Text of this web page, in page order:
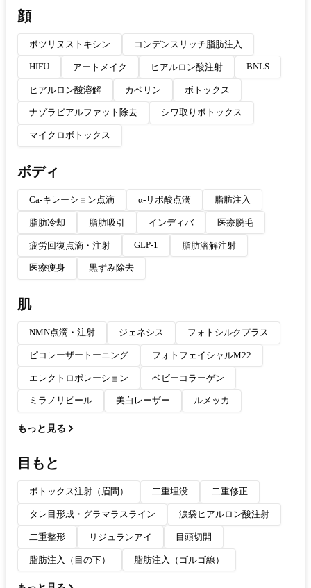
顔
ボツリヌストキシン コンデンスリッチ脂肪注入
HIFU アートメイク ヒアルロン酸注射 BNLS
ヒアルロン酸溶解 カベリン ボトックス
ナゾラビアルファット除去 シワ取りボトックス
マイクロボトックス
ボディ
Ca-キレーション点滴 α-リポ酸点滴 脂肪注入
脂肪冷却 脂肪吸引 インディバ 医療脱毛
疲労回復点滴・注射 GLP-1 脂肪溶解注射
医療痩身 黒ずみ除去
肌
NMN点滴・注射 ジェネシス フォトシルクプラス
ピコレーザートーニング フォトフェイシャルM22
エレクトロポレーション ベビーコラーゲン
ミラノリピール 美白レーザー ルメッカ
もっと見る
目もと
ボトックス注射（眉間） 二重埋没 二重修正
タレ目形成・グラマラスライン 涙袋ヒアルロン酸注射
二重整形 リジュランアイ 目頭切開
脂肪注入（目の下） 脂肪注入（ゴルゴ線）